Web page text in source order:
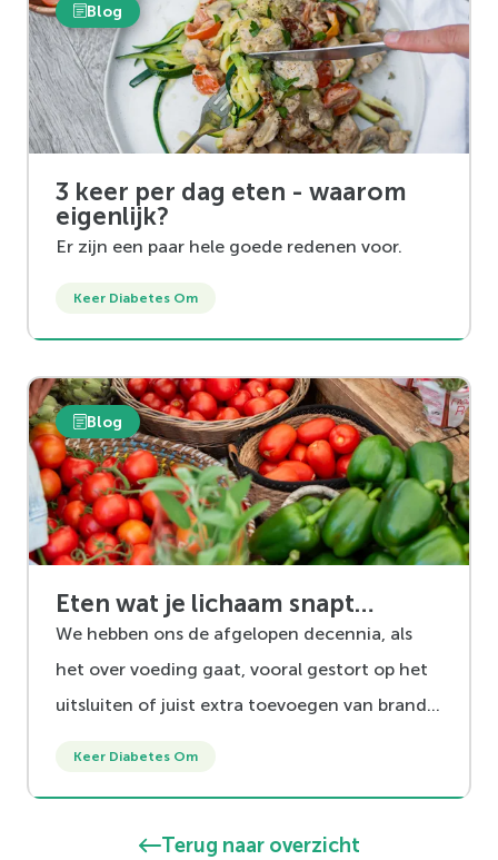
Blog
3 keer per dag eten - waarom
eigenlijk?
Er zijn een paar hele goede redenen voor.
Keer Diabetes Om
Blog
Eten wat je lichaam snapt…
We hebben ons de afgelopen decennia, als
het over voeding gaat, vooral gestort op het
uitsluiten of juist extra toevoegen van brand–
Keer Diabetes Om
Terug naar overzicht